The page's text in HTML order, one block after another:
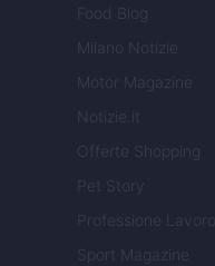
Food Blog
Milano Notizie
Motor Magazine
Notizie.it
Offerte Shopping
Pet Story
Professione Lavoro
Sport Magazine